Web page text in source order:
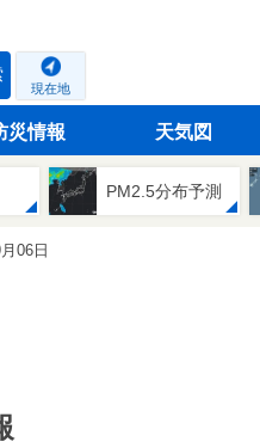
現在地
災情報 天気図
PM2.5分布予測
06日